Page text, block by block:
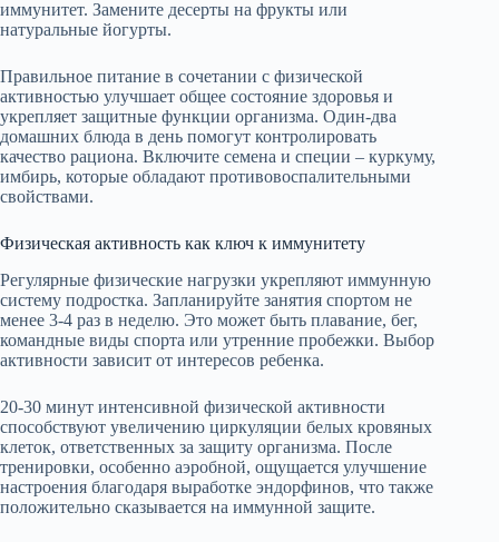
иммунитет. Замените десерты на фрукты или
натуральные йогурты.
Правильное питание в сочетании с физической
активностью улучшает общее состояние здоровья и
укрепляет защитные функции организма. Один-два
домашних блюда в день помогут контролировать
качество рациона. Включите семена и специи – куркуму,
имбирь, которые обладают противовоспалительными
свойствами.
Физическая активность как ключ к иммунитету
Регулярные физические нагрузки укрепляют иммунную
систему подростка. Запланируйте занятия спортом не
менее 3-4 раз в неделю. Это может быть плавание, бег,
командные виды спорта или утренние пробежки. Выбор
активности зависит от интересов ребенка.
20-30 минут интенсивной физической активности
способствуют увеличению циркуляции белых кровяных
клеток, ответственных за защиту организма. После
тренировки, особенно аэробной, ощущается улучшение
настроения благодаря выработке эндорфинов, что также
положительно сказывается на иммунной защите.